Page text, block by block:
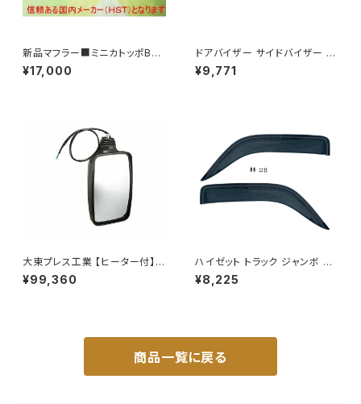
新品マフラー■ミニカトッポBJ
H42A H42V H47A H47V純
正同等/車検対応 065-75
¥17,000
ドアバイザー サイドバイザー タ
ンク 900系 ルーミー 900系 M
900A M910A サイドドア 金具
¥9,771
大東プレス工業 【ヒーター付】ハ
イウェイミラー リモコン+ヒータ
ー付 DI-6021CXE
¥99,360
ハイゼット トラック ジャンボ S5
00P S510P S500 S510 系 ワ
イド ドアバイザー止め具付ピク
¥8,225
商品一覧に戻る